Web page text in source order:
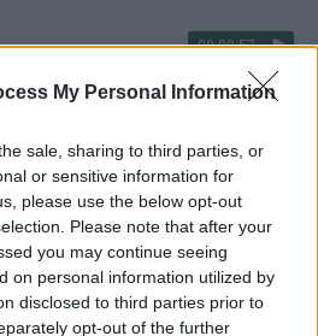
My Personal Information
sale, sharing to third parties, or
or sensitive information for
please use the below opt-out
Please note that after your
you may continue seeing
on personal information utilized by
disclosed to third parties prior to
opt-out of the further
00:00:57
orais užbaigsime darbo
Visi įrašai
įrašai